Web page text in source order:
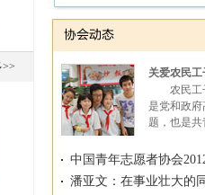
公益小妖 商忆沙
>>
关爱农民
农民工
是党和政府
题，也是共
中国青年志愿者协会
潘亚文：在事业壮大的